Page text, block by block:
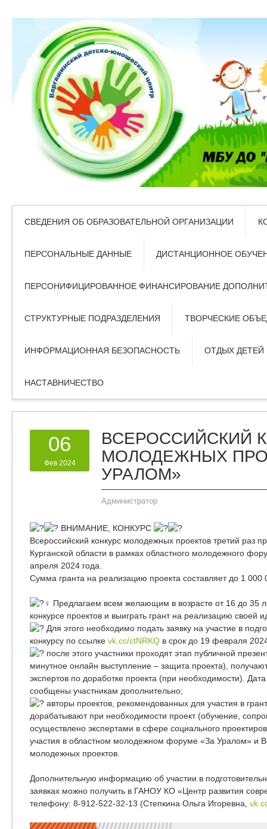
СВЕДЕНИЯ ОБ ОБРАЗОВАТЕЛЬНОЙ ОРГАНИЗАЦИИ
ПЕРСОНАЛЬНЫЕ ДАННЫЕ ДИСТАНЦИОННОЕ
ПЕРСОНИФИЦИРОВАННОЕ ФИНАНСИРОВАНИЕ
СТРУКТУРНЫЕ ПОДРАЗДЕЛЕНИЯ ТВОРЧЕСКИЕ
ИНФОРМАЦИОННАЯ БЕЗОПАСНОСТЬ ОТДЫХ ДЕТЕЙ
НАСТАВНИЧЕСТВО
06
Фев 2024
ВСЕРОССИЙСКИЙ
МОЛОДЕЖНЫХ
УРАЛОМ»
Администратор
ВНИМАНИЕ, КОНКУРС
Всероссийский конкурс молодежных проектов третий раз
Курганской области в рамках областного молодежного
апреля 2024 года.
Сумма гранта на реализацию проекта составляет до 1 000
Предлагаем всем желающим в возрасте от 16 до 35
конкурсе проектов и выиграть грант на реализацию своей
Для этого необходимо подать заявку на участие в
конкурсу по ссылке vk.cc/ctNRKQ в срок до 19 февраля
после этого участники проходят этап публичной
минутное онлайн выступление – защита проекта),
экспертов по доработке проекта (при необходимости).
сообщены участникам дополнительно;
авторы проектов, рекомендованных для участия в
дорабатывают при необходимости проект (обучение,
осуществлено экспертами в сфере социального
участия в областном молодежном форуме «За Уралом» и
молодежных проектов.
Дополнительную информацию об участии в
заявках можно получить в ГАНОУ КО «Центр развития
телефону: 8-912-522-32-13 (Степкина Ольга Игоревна,